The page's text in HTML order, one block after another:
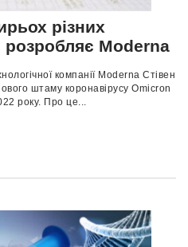
різних
розробляє Moderna
компанії Moderna Стівен
штаму коронавірусу Omicron
року. Про це...